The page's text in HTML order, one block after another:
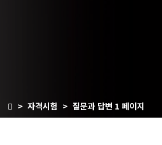
> 자격시험 > 질문과 답변 1 페이지